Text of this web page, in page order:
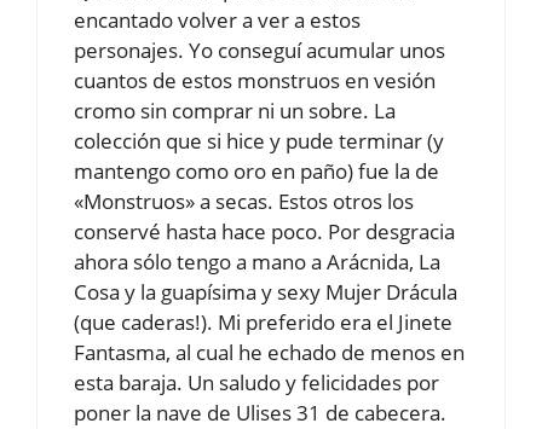
encantado volver a ver a estos
personajes. Yo conseguí acumular unos
cuantos de estos monstruos en vesión
cromo sin comprar ni un sobre. La
colección que si hice y pude terminar (y
mantengo como oro en paño) fue la de
«Monstruos» a secas. Estos otros los
conservé hasta hace poco. Por desgracia
ahora sólo tengo a mano a Arácnida, La
Cosa y la guapísima y sexy Mujer Drácula
(que caderas!). Mi preferido era el Jinete
Fantasma, al cual he echado de menos en
esta baraja. Un saludo y felicidades por
poner la nave de Ulises 31 de cabecera.